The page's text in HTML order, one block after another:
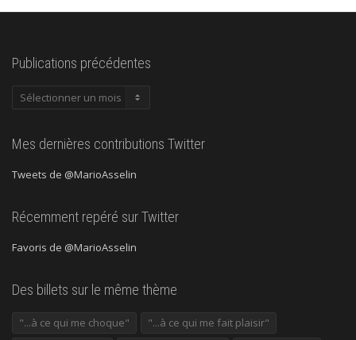
Publications précédentes
Publications
Mes dernières contributions Twitter
Tweets de @MarioAsselin
Récemment repéré sur Twitter
Favoris de @MarioAsselin
Des billets sur le même thème
"...à ce qui me choque"
"...à ce qui me fait plaisir"